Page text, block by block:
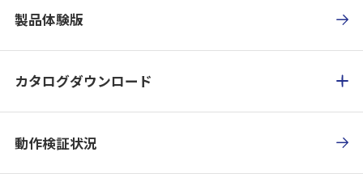
製品体験版
カタログダウンロード
動作検証状況